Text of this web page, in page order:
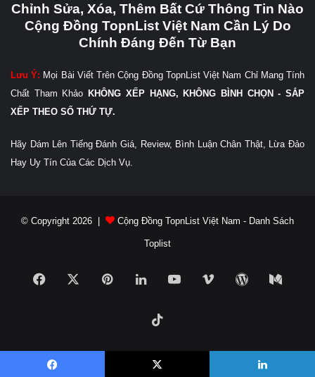
Chỉnh Sửa, Xóa, Thêm Bất Cứ Thông Tin Nào
Cộng Đồng TopnList Việt Nam Cần Lý Do
Chính Đáng Đến Từ Bạn
Lưu Ý: Mọi Bài Viết Trên Cộng Đồng TopnList Việt Nam Chỉ Mang Tính
Chất Tham Khảo KHÔNG XẾP HẠNG, KHÔNG BÌNH CHỌN - SẮP
XẾP THEO SỐ THỨ TỰ.
Hãy Dám Lên Tiếng Đánh Giá, Review, Bình Luận Chân Thật, Lừa Đảo
Hay Uy Tín Của Các Dịch Vụ.
© Copyright 2026 | Cộng Đồng TopnList Việt Nam - Danh Sách
Toplist
Facebook PinterestLinkedInYouTubeVimeo WordPress